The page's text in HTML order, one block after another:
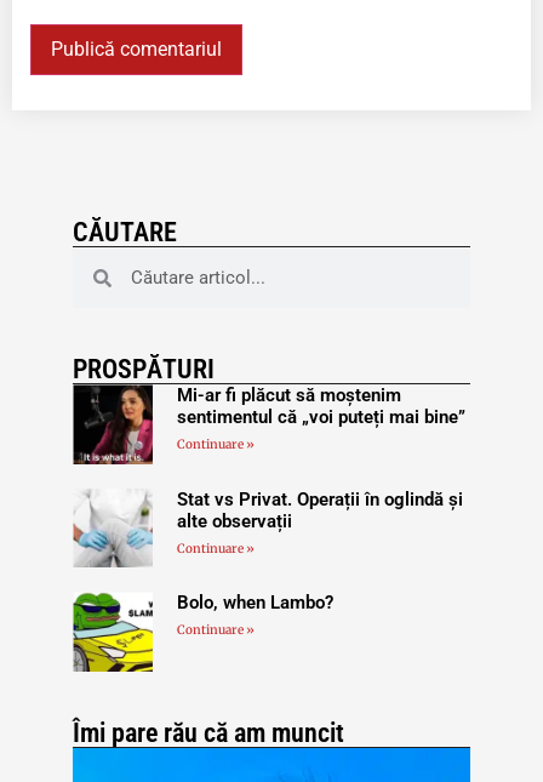
CĂUTARE
PROSPĂTURI
Mi-ar fi plăcut să moștenim
sentimentul că „voi puteți mai bine”
Continuare »
Stat vs Privat. Operații în oglindă și
alte observații
Continuare »
Bolo, when Lambo?
Continuare »
Îmi pare rău că am muncit